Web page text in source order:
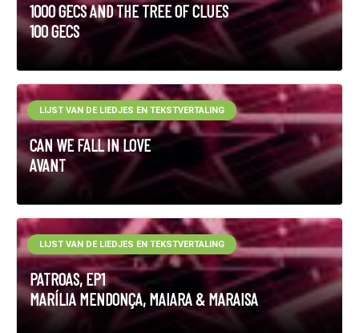
1000 GECS AND THE TREE OF CLUES
100 GECS
CAN WE FALL IN LOVE
AVANT
LIJST VAN DE LIEDJES EN TEKSTVERTALING
PATROAS, EP1
MARÍLIA MENDONÇA, MAIARA & MARAISA
LIJST VAN DE LIEDJES EN TEKSTVERTALING